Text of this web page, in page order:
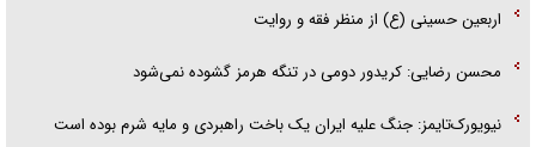
اربعین حسینی (ع) از منظر فقه و روایت
محسن رضایی: کریدور دومی در تنگه هرمز گشوده نمی‌شود
نیویورک‌تایمز: جنگ علیه ایران یک باخت راهبردی و مایه شرم بوده است